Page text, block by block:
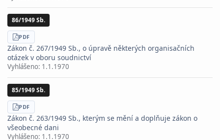
86/1949 Sb.
STÁHNOUT
PDF
Zákon č. 267/1949 Sb., o úpravě některých organisačních
otázek v oboru soudnictví
Vyhlášeno: 1.1.1970
85/1949 Sb.
STÁHNOUT
PDF
Zákon č. 263/1949 Sb., kterým se mění a doplňuje zákon o
všeobecné dani
Vyhlášeno: 1.1.1970